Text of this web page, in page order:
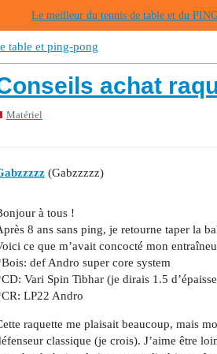
Le meilleur du tennis de table et du
table et ping-pong
achat
Matériel
(Gabzzzzz)
à tous !
8 ans sans ping, je retourne taper la
ce que m’avait concocté mon
def Andro super core system
Vari Spin Tibhar (je dirais 1.5
LP22 Andro
raquette me plaisait beaucoup, mais
classique (je crois). J’aime être